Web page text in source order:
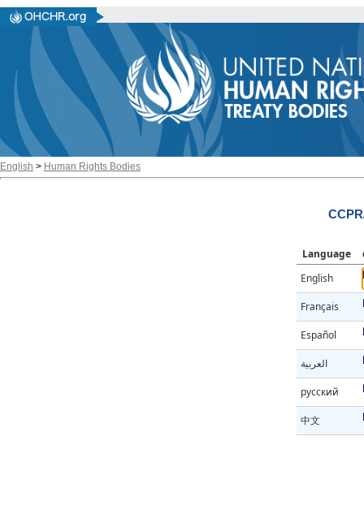
English > Human Rights Bodies
Language
English
Français
Español
العربية
русский
中文